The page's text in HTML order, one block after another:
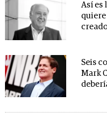
Así es
Seis
Mark